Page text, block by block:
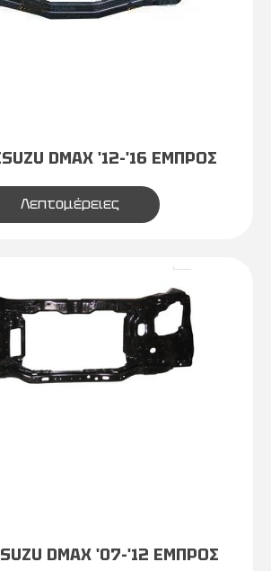
DMAX '12-'16 ΕΜΠΡΟΣ
Λεπτομέρειες
DMAX '07-'12 ΕΜΠΡΟΣ